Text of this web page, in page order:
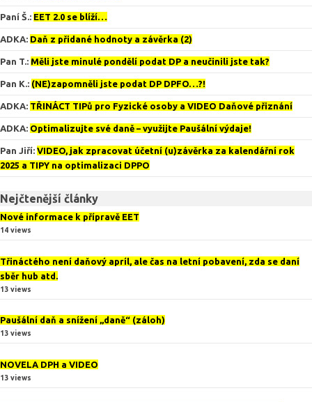
Paní Š.: EET 2.0 se blíží…
ADKA: Daň z přidané hodnoty a závěrka (2)
Pan T.: Měli jste minulé pondělí podat DP a neučinili jste tak?
Pan K.: (NE)zapomněli jste podat DP DPFO…?!
ADKA: TŘINÁCT TIPů pro Fyzické osoby a VIDEO Daňové přiznání
ADKA: Optimalizujte své daně – využijte Paušální výdaje!
Pan Jiří: VIDEO, jak zpracovat účetní (u)závěrka za kalendářní rok
2025 a TIPY na optimalizaci DPPO
Nejčtenější články
Nové informace k přípravě EET
14 views
Třináctého není daňový apríl, ale čas na letní pobavení, zda se daní
sběr hub atd.
13 views
Paušální daň a snížení „daně“ (záloh)
13 views
NOVELA DPH a VIDEO
13 views